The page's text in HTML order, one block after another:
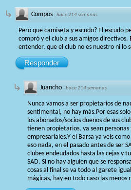
Compos ·hace 214 semanas
Pero que camiseta y escudo? El escudo
compró y el club a sus amigos directivos.
entender, que el club no es nuestro ni lo
Responder
Juancho ·hace 214 semanas
Nunca vamos a ser propietarios de
sentimental, no hay más.Por esas
los abonados/socios dueños de sus
tienen propietarios, ya sean personas
empresariales.Y el Barsa ya veis
eso nada, en el pasado antes de ser
clubes endeudados hasta las cejas y
SAD. Si no hay alguien que se
cosas al final se va todo al garete
mágicas, hay en todo caso las menos